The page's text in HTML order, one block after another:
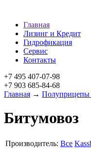
Главная
Лизинг и Кредит
Гидрофикация
Сервис
Контакты
+7 495 407-07-98
+7 903 685-84-68
Главная → Полуприцепы
Битумовоз
Производитель: Все